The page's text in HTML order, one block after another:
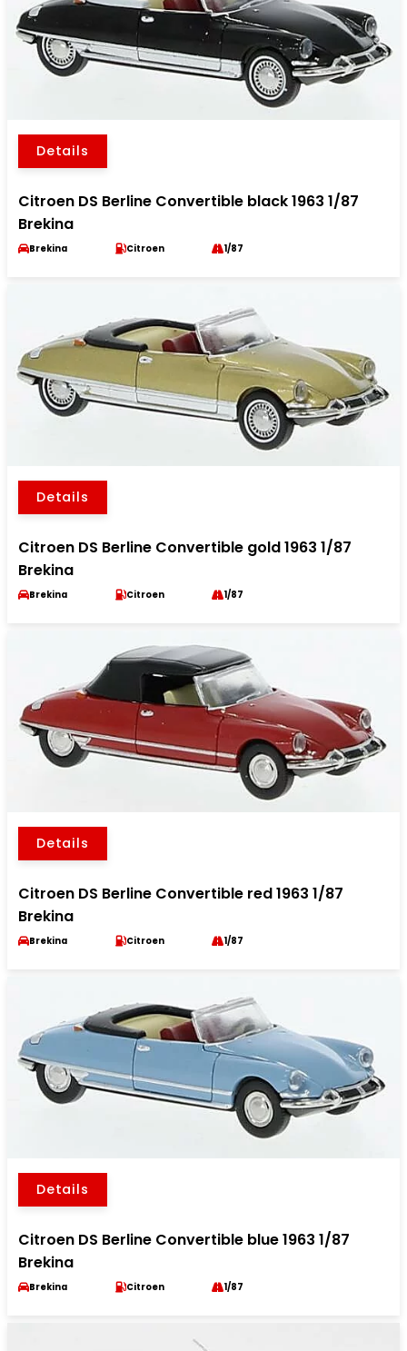
Details
Citroen DS Berline Convertible black 1963 1/87
Brekina
Brekina Citroen 1/87
Details
Citroen DS Berline Convertible gold 1963 1/87
Brekina
Brekina Citroen 1/87
Details
Citroen DS Berline Convertible red 1963 1/87
Brekina
Brekina Citroen 1/87
Details
Citroen DS Berline Convertible blue 1963 1/87
Brekina
Brekina Citroen 1/87